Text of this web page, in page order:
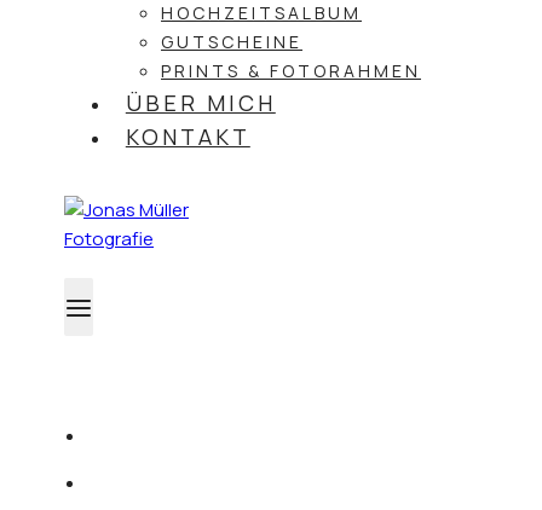
HOCHZEITSALBUM
GUTSCHEINE
PRINTS & FOTORAHMEN
ÜBER MICH
KONTAKT